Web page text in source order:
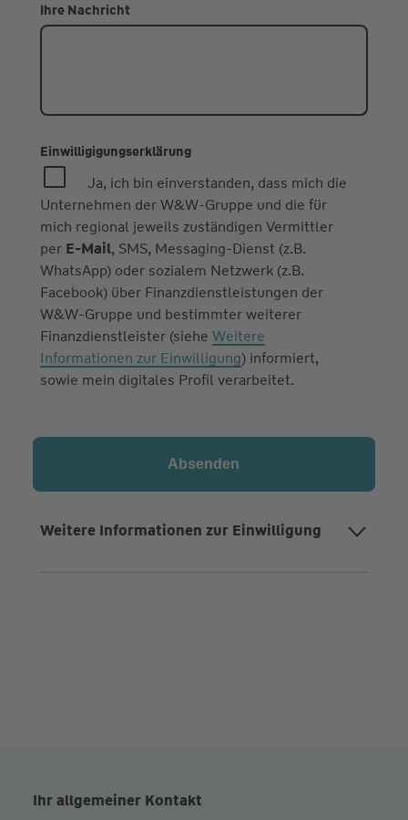
Ihre Nachricht
Einwilligigungserklärung
Ja, ich bin einverstanden, dass mich die
Unternehmen der W&W-Gruppe und die für
mich regional jeweils zuständigen Vermittler
per E-Mail, SMS, Messaging-Dienst (z.B.
WhatsApp) oder sozialem Netzwerk (z.B.
Facebook) über Finanzdienstleistungen der
W&W-Gruppe und bestimmter weiterer
Finanzdienstleister (siehe Weitere
Informationen zur Einwilligung) informiert,
sowie mein digitales Profil verarbeitet.
Weitere Informationen zur Einwilligung
Ihr allgemeiner Kontakt